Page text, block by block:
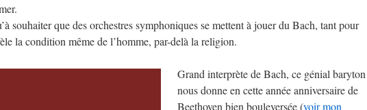
souhaiter que des orchestres symphoniques se mettent à jouer du Bach, tant pour
la condition même de l’homme, par-delà la religion.
Grand interprète de Bach, ce génial baryton
nous donne en cette année anniversaire de
Beethoven bien bouleversée (voir mon